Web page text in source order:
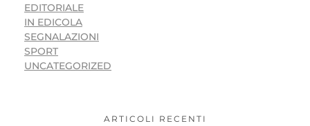
EDITORIALE
IN EDICOLA
SEGNALAZIONI
SPORT
UNCATEGORIZED
ARTICOLI RECENTI